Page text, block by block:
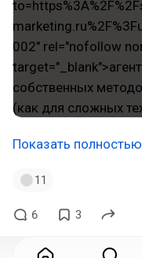
Показать полностью
11
6 3